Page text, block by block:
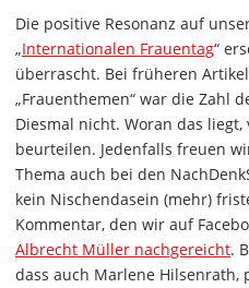
Die positive Resonanz auf
„Internationalen Frauentag“
überrascht. Bei früheren
„Frauenthemen“ war die Zahl
Diesmal nicht. Woran das
beurteilen. Jedenfalls freuen
Thema auch bei den
kein Nischendasein (mehr)
Kommentar, den wir auf
Albrecht Müller nachgereicht.
dass auch Marlene Hilsenrath,